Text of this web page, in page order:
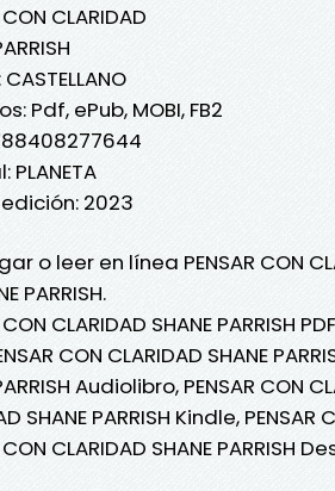
CON CLARIDAD
Pdf, ePub, MOBI, FB2
PLANETA
2023
o leer en línea PENSAR CON
PARRISH.
CLARIDAD SHANE PARRISH
CON CLARIDAD SHANE
Audiolibro, PENSAR CON
SHANE PARRISH Kindle, PENSAR
CON CLARIDAD SHANE PARRISH